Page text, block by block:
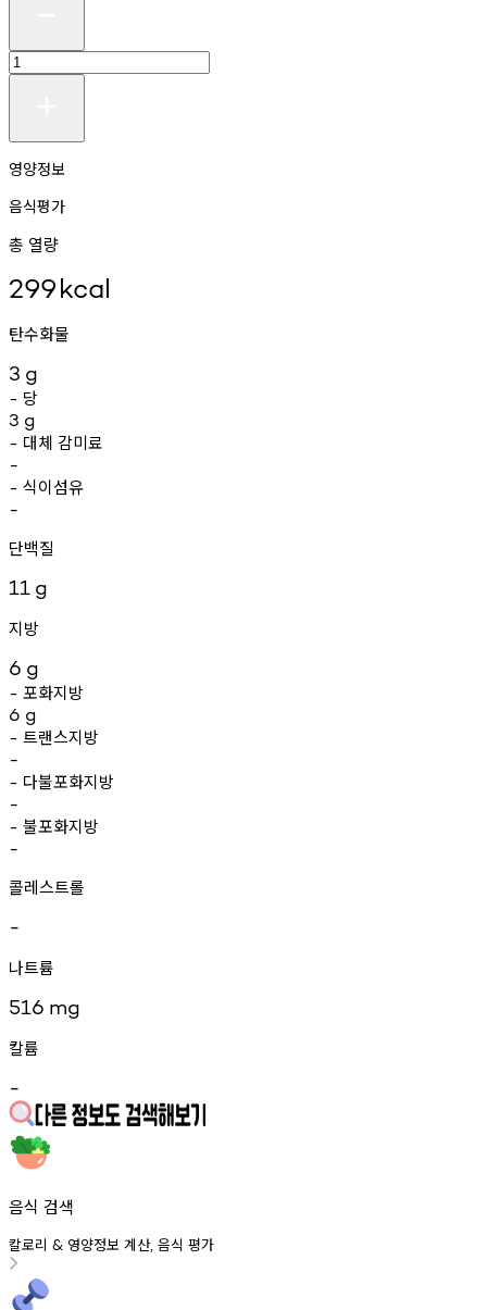
영양정보
음식평가
총 열량
299kcal
탄수화물
3 g
- 당
3 g
- 대체 감미료
-
- 식이섬유
-
단백질
11 g
지방
6 g
- 포화지방
6 g
- 트랜스지방
-
- 다불포화지방
-
- 불포화지방
-
콜레스트롤
-
나트륨
516 mg
칼륨
-
음식 검색
칼로리 & 영양정보 계산, 음식 평가